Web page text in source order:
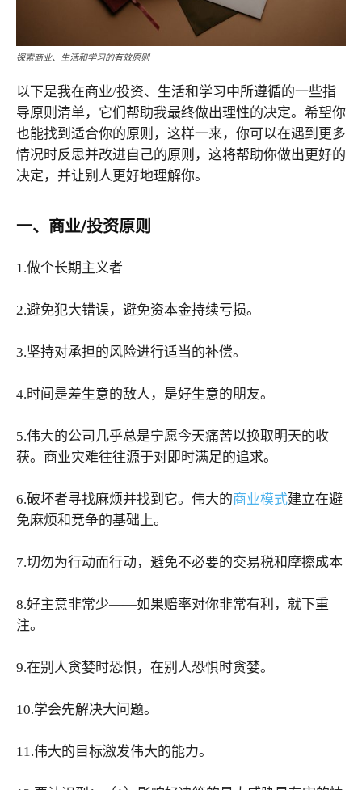
探索商业、生活和学习的有效原则
以下是我在商业/投资、生活和学习中所遵循的一些指
导原则清单，它们帮助我最终做出理性的决定。希望你
也能找到适合你的原则，这样一来，你可以在遇到更多
情况时反思并改进自己的原则，这将帮助你做出更好的
决定，并让别人更好地理解你。
一、商业/投资原则
1.做个长期主义者
2.避免犯大错误，避免资本金持续亏损。
3.坚持对承担的风险进行适当的补偿。
4.时间是差生意的敌人，是好生意的朋友。
5.伟大的公司几乎总是宁愿今天痛苦以换取明天的收
获。商业灾难往往源于对即时满足的追求。
6.破坏者寻找麻烦并找到它。伟大的商业模式建立在避
免麻烦和竞争的基础上。
7.切勿为行动而行动，避免不必要的交易税和摩擦成本
8.好主意非常少——如果赔率对你非常有利，就下重
注。
9.在别人贪婪时恐惧，在别人恐惧时贪婪。
10.学会先解决大问题。
11.伟大的目标激发伟大的能力。